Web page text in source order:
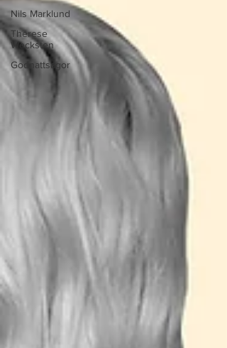
Nils Marklund
Therese
Wecksten
Godnattsagor